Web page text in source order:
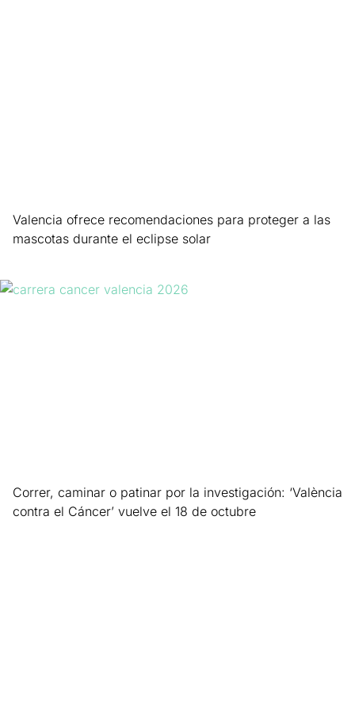
Valencia ofrece recomendaciones para proteger a las
mascotas durante el eclipse solar
Correr, caminar o patinar por la investigación: ‘València
contra el Cáncer’ vuelve el 18 de octubre